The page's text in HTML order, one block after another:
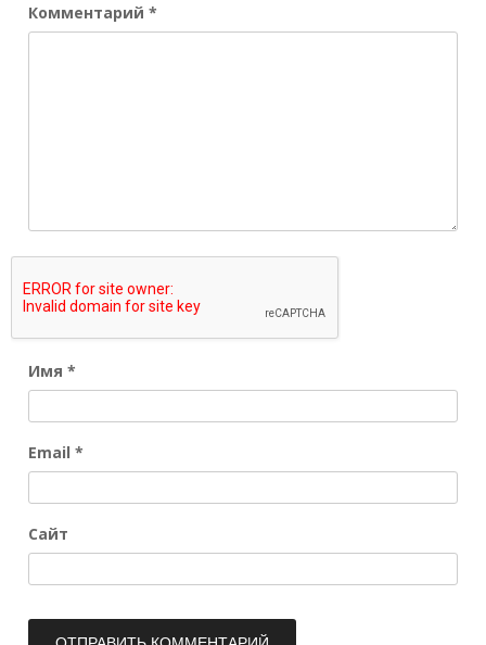
Комментарий *
Имя *
Email *
Сайт